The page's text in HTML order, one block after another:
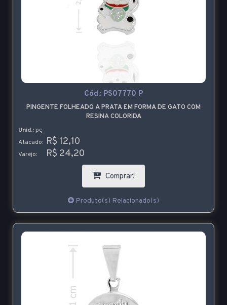
Cód.: PS07770 P
PINGENTE FOLHEADO A PRATA EM FORMA DE GATO COM
RESINA COLORIDA
Unid.: pç
Atacado: R$ 12,10
Varejo: R$ 24,20
Comprar!
Produto(s) Relacionado(s)